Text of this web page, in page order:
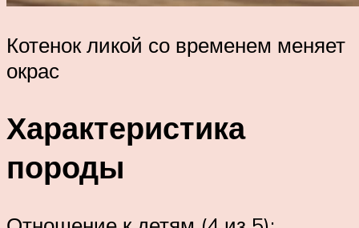
Котенок ликой со временем меняет
окрас
Характеристика
породы